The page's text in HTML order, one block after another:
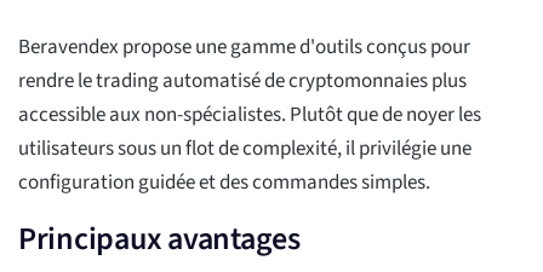
Beravendex propose une gamme d'outils conçus pour
rendre le trading automatisé de cryptomonnaies plus
accessible aux non-spécialistes. Plutôt que de noyer les
utilisateurs sous un flot de complexité, il privilégie une
configuration guidée et des commandes simples.
Principaux avantages